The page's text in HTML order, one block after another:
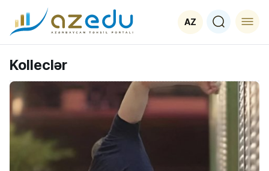
AZ
Kolleclər